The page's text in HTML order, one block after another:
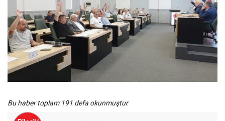
Bu haber toplam 191 defa okunmuştur